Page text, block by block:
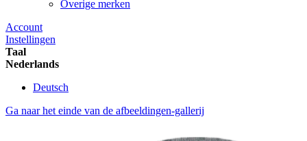
Overige merken
Account
Instellingen
Taal
Nederlands
Deutsch
Ga naar het einde van de afbeeldingen-gallerij